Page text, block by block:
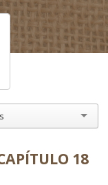
18